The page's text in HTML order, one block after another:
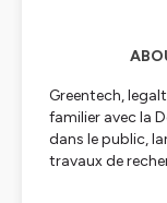
Greentech,
familier avec la
dans le public,
travaux de